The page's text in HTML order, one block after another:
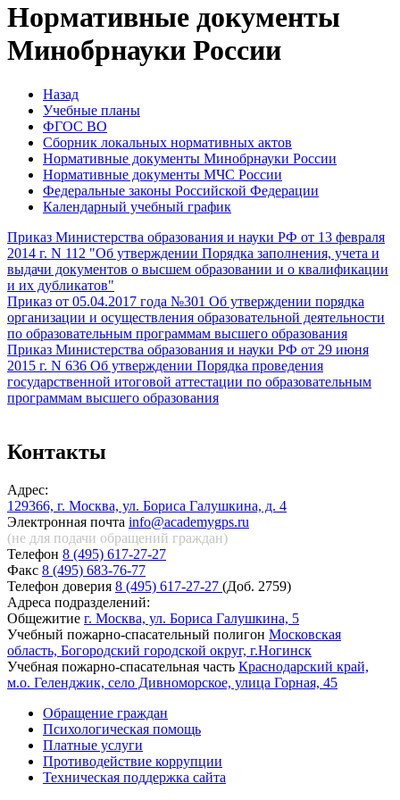
Нормативные документы
Минобрнауки России
Назад
Учебные планы
ФГОС ВО
Cборник локальных нормативных актов
Нормативные документы Минобрнауки России
Нормативные документы МЧС России
Федеральные законы Российской Федерации
Календарный учебный график
Приказ Министерства образования и науки РФ от 13 февраля
2014 г. N 112 "Об утверждении Порядка заполнения, учета и
выдачи документов о высшем образовании и о квалификации
и их дубликатов"
Приказ от 05.04.2017 года №301 Об утверждении порядка
организации и осуществления образовательной деятельности
по образовательным программам высшего образования
Приказ Министерства образования и науки РФ от 29 июня
2015 г. N 636 Об утверждении Порядка проведения
государственной итоговой аттестации по образовательным
программам высшего образования
Контакты
Адрес:
129366, г. Москва, ул. Бориса Галушкина, д. 4
Электронная почта info@academygps.ru
(не для подачи обращений граждан)
Телефон 8 (495) 617-27-27
Факс 8 (495) 683-76-77
Телефон доверия 8 (495) 617-27-27 (Доб. 2759)
Адреса подразделений:
Общежитие г. Москва, ул. Бориса Галушкина, 5
Учебный пожарно-спасательный полигон Московская
область, Богородский городской округ, г.Ногинск
Учебная пожарно-спасательная часть Краснодарский край,
м.о. Геленджик, село Дивноморское, улица Горная, 45
Обращение граждан
Психологическая помощь
Платные услуги
Противодействие коррупции
Техническая поддержка сайта